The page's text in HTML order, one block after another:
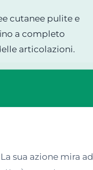
cutanee pulite e
a completo
articolazioni.
sua azione mira ad